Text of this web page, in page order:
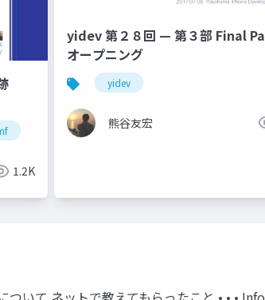
オーディオ yidev
1.2K
yidev 第２８回 — 第３部 Final
オープニング
yidev
熊谷友宏